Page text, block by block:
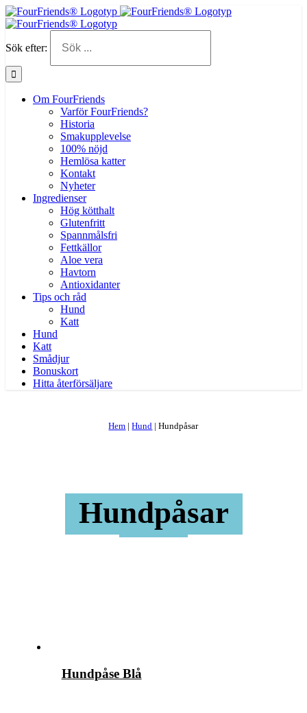
Sök efter:
Om FourFriends
Varför FourFriends?
Historia
Smakupplevelse
100% nöjd
Hemlösa katter
Kontakt
Nyheter
Ingredienser
Hög kötthalt
Glutenfritt
Spannmålsfri
Fettkällor
Aloe vera
Havtorn
Antioxidanter
Tips och råd
Hund
Katt
Hund
Katt
Smådjur
Bonuskort
Hitta återförsäljare
Hem |Hund |Hundpåsar
Hundpåsar
Hundpåse Blå